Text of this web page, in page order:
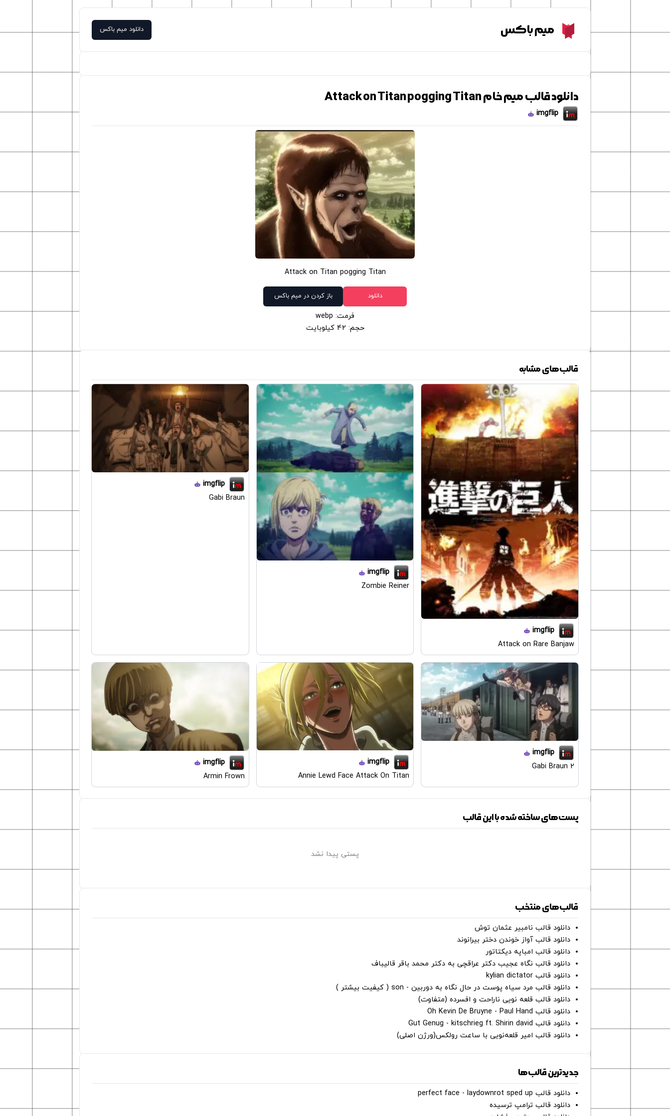
Meme Boxمیم باکس دانلود میم باکس
دانلود قالب میم خام Attack on Titan pogging Titan
imgflip
Attack on Titan pogging Titan
دانلود باز کردن در میم باکس
فرمت: webp
حجم: 42 کیلوبایت
قالب‌های مشابه
imgflip
Attack on Rare Banjaw
imgflip
Zombie Reiner
imgflip
Gabi Braun
imgflip
Gabi Braun 2
imgflip
Annie Lewd Face Attack On Titan
imgflip
Armin Frown
پست‌های ساخته شده با این قالب
پستی پیدا نشد
قالب‌های منتخب
دانلود قالب نامبیر عثمان ‌توش
دانلود قالب آواز خوندن دختر بیرانوند
دانلود قالب امباپه دیکتاتور
دانلود قالب نگاه عجیب دکتر عراقچی به دکتر محمد باقر قالیباف
دانلود قالب kylian dictator
دانلود قالب مرد سیاه پوست در حال نگاه به دوربین - son ( کیفیت بیشتر )
دانلود قالب قلعه نویی ناراحت و افسرده (متفاوت)
دانلود قالب Oh Kevin De Bruyne - Paul Hand
دانلود قالب Gut Genug - kitschrieg ft. Shirin david
دانلود قالب امیر قلعه‌نویی با ساعت رولکس(ورژن اصلی)
جدیدترین قالب‌ها
دانلود قالب perfect face - laydownrot sped up
دانلود قالب ترامپ ترسیده